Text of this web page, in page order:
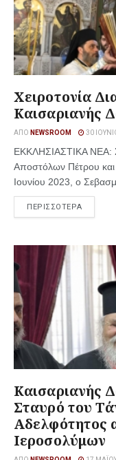
Χειροτονία
Καισαριανής
ΑΠΌ NEWSROOM 30
ΕΚΚΛΗΣΙΑΣΤΙΚΑ ΝΕΑ:
Αποστόλων Πέτρου και
Ιουνίου 2023, ο
ΠΕΡΙΣΣΟΤΕΡΑ
Καισαριανής
Σταυρό του
Αδελφότητος
Ιεροσολύμων